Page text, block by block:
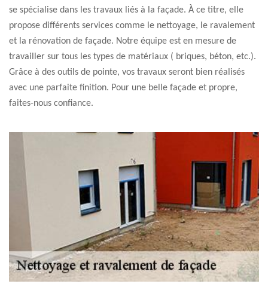
se spécialise dans les travaux liés à la façade. À ce titre, elle
propose différents services comme le nettoyage, le ravalement
et la rénovation de façade. Notre équipe est en mesure de
travailler sur tous les types de matériaux ( briques, béton, etc.).
Grâce à des outils de pointe, vos travaux seront bien réalisés
avec une parfaite finition. Pour une belle façade et propre,
faites-nous confiance.